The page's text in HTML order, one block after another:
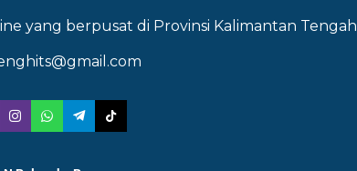
yang berpusat di Provinsi Kalimantan Tengah